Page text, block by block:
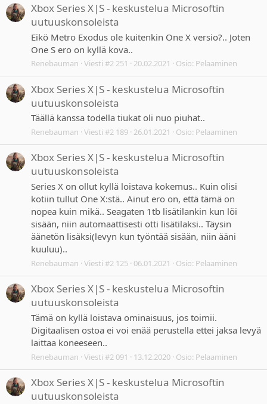
Xbox Series X|S - keskustelua Microsoftin
uutuuskonsoleista
Eikö Metro Exodus ole kuitenkin One X versio?.. Joten
One S ero on kyllä kova..
Renebauman Viesti #2 251 20.02.2021 Osio: Pelaaminen
Xbox Series X|S - keskustelua Microsoftin
uutuuskonsoleista
Täällä kanssa todella tiukat oli nuo piuhat..
Renebauman Viesti #2 189 26.01.2021 Osio: Pelaaminen
Xbox Series X|S - keskustelua Microsoftin
uutuuskonsoleista
Series X on ollut kyllä loistava kokemus.. Kuin olisi
kotiin tullut One X:stä.. Ainut ero on, että tämä on
nopea kuin mikä.. Seagaten 1tb lisätilankin kun löi
sisään, niin automaattisesti otti lisätilaksi.. Täysin
äänetön lisäksi(levyn kun työntää sisään, niin ääni
kuuluu)..
Renebauman Viesti #2 125 06.01.2021 Osio: Pelaaminen
Xbox Series X|S - keskustelua Microsoftin
uutuuskonsoleista
Tämä on kyllä loistava ominaisuus, jos toimii.
Digitaalisen ostoa ei voi enää perustella ettei jaksa levyä
laittaa koneeseen..
Renebauman Viesti #2 091 13.12.2020 Osio: Pelaaminen
Xbox Series X|S - keskustelua Microsoftin
uutuuskonsoleista